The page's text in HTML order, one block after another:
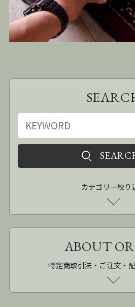
カテゴリー絞り
ABOUT
特定商取引法・ご注文・